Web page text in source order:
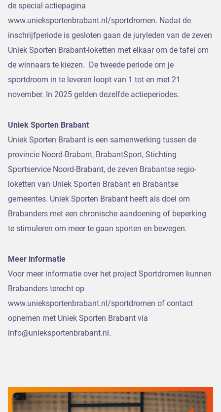
de special actiepagina
www.unieksportenbrabant.nl/sportdromen. Nadat de
inschrijfperiode is gesloten gaan de juryleden van de zeven
Uniek Sporten Brabant-loketten met elkaar om de tafel om
de winnaars te kiezen. De tweede periode om je
sportdroom in te leveren loopt van 1 tot en met 21
november. In 2025 gelden dezelfde actieperiodes.
Uniek Sporten Brabant
Uniek Sporten Brabant is een samenwerking tussen de
provincie Noord-Brabant, BrabantSport, Stichting
Sportservice Noord-Brabant, de zeven Brabantse regio-
loketten van Uniek Sporten Brabant en Brabantse
gemeentes. Uniek Sporten Brabant heeft als doel om
Brabanders met een chronische aandoening of beperking
te stimuleren om meer te gaan sporten en bewegen.
Meer informatie
Voor meer informatie over het project Sportdromen kunnen
Brabanders terecht op
www.unieksportenbrabant.nl/sportdromen of contact
opnemen met Uniek Sporten Brabant via
info@unieksportenbrabant.nl.